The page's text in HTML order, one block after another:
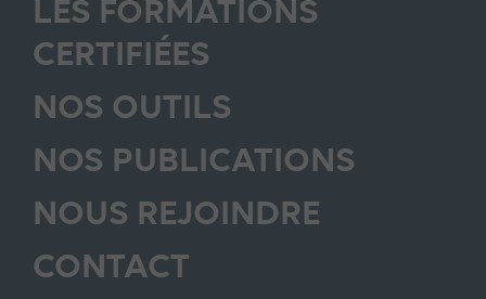
LES FORMATIONS
CERTIFIÉES
NOS OUTILS
NOS PUBLICATIONS
NOUS REJOINDRE
CONTACT